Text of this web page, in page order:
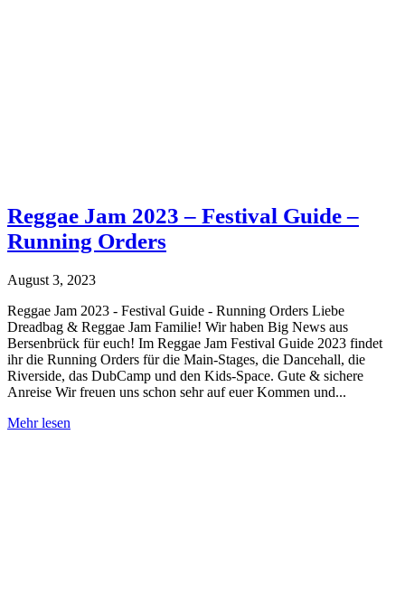
Reggae Jam 2023 – Festival Guide –
Running Orders
August 3, 2023
Reggae Jam 2023 - Festival Guide - Running Orders Liebe
Dreadbag & Reggae Jam Familie! Wir haben Big News aus
Bersenbrück für euch! Im Reggae Jam Festival Guide 2023 findet
ihr die Running Orders für die Main-Stages, die Dancehall, die
Riverside, das DubCamp und den Kids-Space. Gute & sichere
Anreise Wir freuen uns schon sehr auf euer Kommen und...
Mehr lesen